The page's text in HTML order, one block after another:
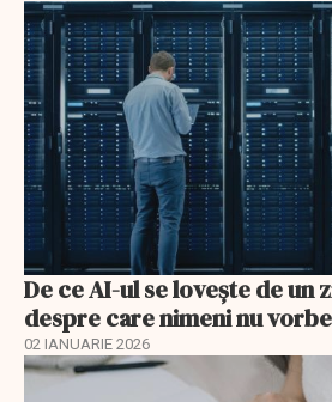
De ce AI-ul se lovește de un
despre care nimeni nu
02 IANUARIE 2026